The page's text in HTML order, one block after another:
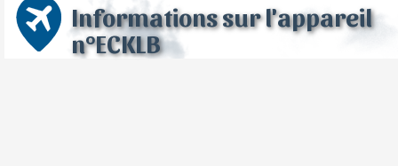
Informations sur l'appareil
n°ECKLB